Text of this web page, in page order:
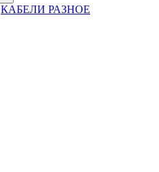
КАБЕЛИ РАЗНОЕ